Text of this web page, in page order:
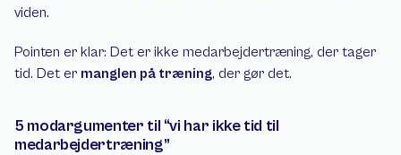
viden.
Pointen er klar: Det er ikke medarbejdertræning, der tager
tid. Det er manglen på træning, der gør det.
5 modargumenter til “vi har ikke tid til
medarbejdertræning”